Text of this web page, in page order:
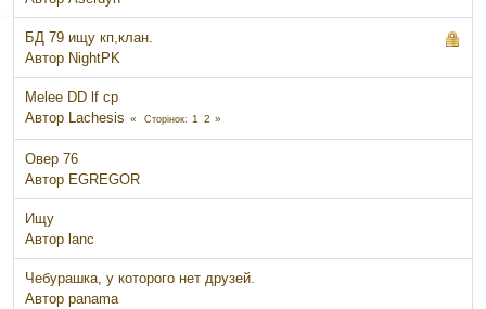
БД 79 ищу кп,клан.
Автор NightPK
Melee DD lf cp
Автор Lachesis Сторінок 1 2
Овер 76
Автор EGREGOR
Ищу
Автор lanc
Чебурашка, у которого нет друзей.
Автор panama